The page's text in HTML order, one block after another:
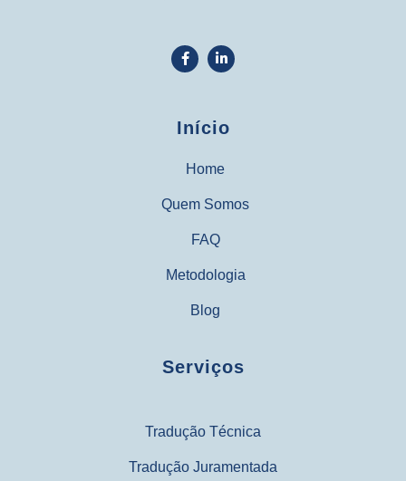
Início
Home
Quem Somos
FAQ
Metodologia
Blog
Serviços
Tradução Técnica
Tradução Juramentada